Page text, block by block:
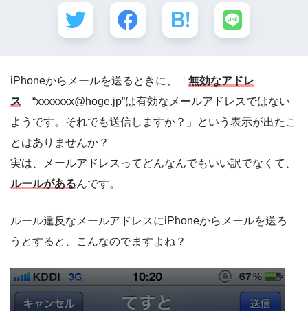
iPhoneからメールを送るときに、「 無効なアドレ
ス “xxxxxxx@hoge.jp”は有効なメールアドレスではない
ようです。それでも送信しますか？」という表示が出たこ
とはありませんか？
実は、メールアドレスってどんなんでもいい訳でなくて、
ルールがあるんです。
ルール違反なメールアドレスにiPhoneからメールを送ろ
うとすると、こんなのでますよね？